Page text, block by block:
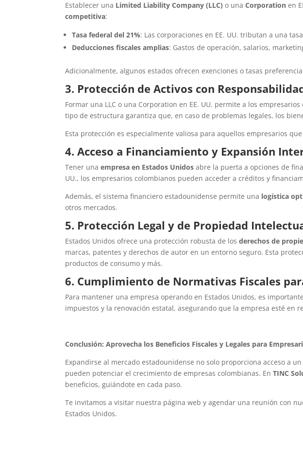
Establecer una Limited Liability Company (LLC) o unaCorporation en
competitiva:
Tasa federal del 21%: Las corporaciones en EE. UU. tributan a una
Deducciones fiscales amplias: Gastos de operación, salarios,
Adicionalmente, algunos estados ofrecen exenciones o tasas
3. Protección de Activos con
Formar una LLC o una Corporation en EE. UU. permite a los
tipo de estructura garantiza que, en caso de problemas legales, los
Esta protección es especialmente valiosa para aquellos empresarios
4. Acceso a Financiamiento y Expansión
Tener unaempresa en Estados Unidos abre la puerta a opciones de
UU., los empresarios colombianos pueden acceder a créditos y
Además, el sistema financiero estadounidense permite una logística
otros mercados.
5. Protección Legal y de Propiedad
Estados Unidos ofrece una protección robusta de losderechos de
marcas, patentes y derechos de autor en un entorno seguro. Esta
productos de consumo y más.
6. Cumplimiento de Normativas Fiscales
Para mantener una empresa operando en Estados Unidos, es
impuestos y la renovación estatal, asegurando que la empresa esté en
Conclusión: Aprovecha los Beneficios Fiscales y Legales para
Expandirse al mercado estadounidense no solo proporciona acceso a
pueden potenciar el crecimiento de empresas colombianas. EnTINC
beneficios, guiándote en cada paso.
Te invitamos a visitar nuestra página web y agendar una reunión con
Estados Unidos.